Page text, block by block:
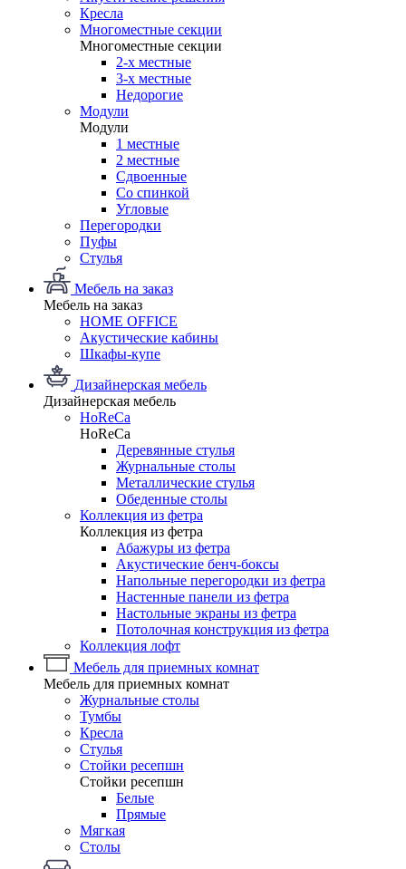
Кресла
Многоместные секции
Многоместные секции
2-х местные
3-х местные
Недорогие
Модули
Модули
1 местные
2 местные
Сдвоенные
Со спинкой
Угловые
Перегородки
Пуфы
Стулья
Мебель на заказ
Мебель на заказ
HOME OFFICE
Акустические кабины
Шкафы-купе
Дизайнерская мебель
Дизайнерская мебель
HoReCa
HoReCa
Деревянные стулья
Журнальные столы
Металлические стулья
Обеденные столы
Коллекция из фетра
Коллекция из фетра
Абажуры из фетра
Акустические бенч-боксы
Напольные перегородки из фетра
Настенные панели из фетра
Настольные экраны из фетра
Потолочная конструкция из фетра
Коллекция лофт
Мебель для приемных комнат
Мебель для приемных комнат
Журнальные столы
Тумбы
Кресла
Стулья
Стойки ресепшн
Стойки ресепшн
Белые
Прямые
Мягкая
Столы